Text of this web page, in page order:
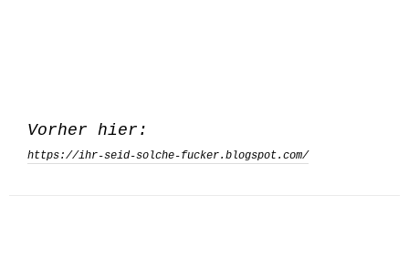
Vorher hier:
https://ihr-seid-solche-fucker.blogspot.com/